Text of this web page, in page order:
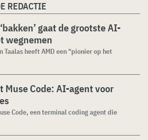
REDACTIE
gaat de grootste AI-
wegnemen
Taalas heeft AMD een "pionier op het
Muse Code: AI-agent voor
Code, een terminal coding agent die